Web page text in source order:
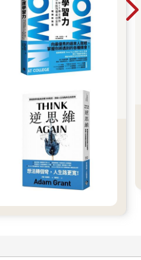
局勢搞砸，而且還賠進去了當
造成的損失說有多大就有多大，
為老弟爭辯，只得說：「其實，
刺史，但他並不管事，大大小小
經很大了，如果他不親自處理事
這才沒說什麼。
人了。
自己這個弱點了，下詔追封劉
龍陽縣侯。當然，關於王鎮惡之
能說出來，而對於劉穆之，他倒
痛和惋惜：「如果劉穆之還活
是現在他卻死了，這真是國家的
易欺負我了。」他的原話是：穆
人之云亡，邦國殄瘁」！穆之
思，到底是誰讓劉穆之死去
以幫他打出天下的猛人死去